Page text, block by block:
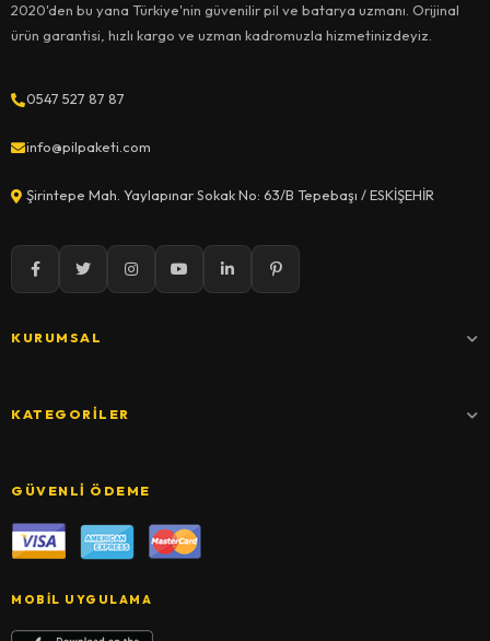
2020'den bu yana Türkiye'nin güvenilir pil ve batarya uzmanı. Orijinal
ürün garantisi, hızlı kargo ve uzman kadromuzla hizmetinizdeyiz.
0547 527 87 87
info@pilpaketi.com
Şirintepe Mah. Yaylapınar Sokak No: 63/B Tepebaşı / ESKİŞEHİR
KURUMSAL
KATEGORILER
GÜVENLI ÖDEME
MOBIL UYGULAMA